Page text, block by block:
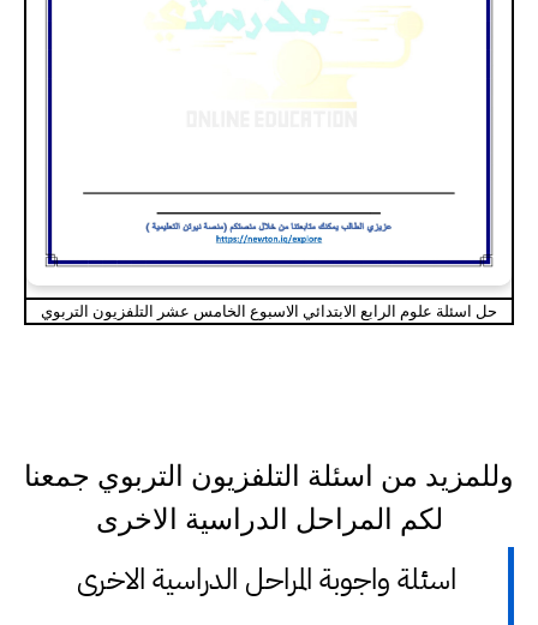
حل اسئلة علوم الرابع الابتدائي الاسبوع الخامس عشر التلفزيون التربوي
وللمزيد من اسئلة التلفزيون التربوي جمعنا
لكم المراحل الدراسية الاخرى
اسئلة واجوبة المراحل الدراسية الاخرى